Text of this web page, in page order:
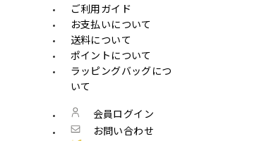
ご利用ガイド
お支払いについて
送料について
ポイントについて
ラッピングバッグにつ
いて
会員ログイン
お問い合わせ